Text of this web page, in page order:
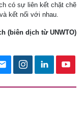
có sự liên kết chặt chẽ
kết nối với nhau.
(biên dịch từ UNWTO)